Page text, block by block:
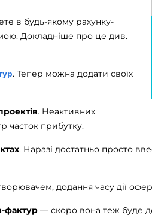
в будь-якому рахунку-
Докладніше про це див.
. Тепер можна додати своїх
. Неактивних
часток прибутку.
. Наразі достатньо просто
додання часу дії
фактур — скоро вона теж буде